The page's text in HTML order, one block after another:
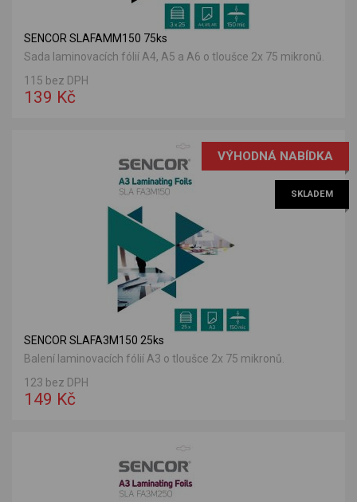
SENCOR SLAFAMM150 75ks
Sada laminovacích fólií A4, A5 a A6 o tloušce 2x 75 mikronů.
115 bez DPH
139 Kč
VÝHODNÁ NABÍDKA
SKLADEM
SENCOR SLAFA3M150 25ks
Balení laminovacích fólií A3 o tloušce 2x 75 mikronů.
123 bez DPH
149 Kč